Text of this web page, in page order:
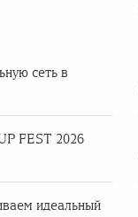
сеть в
FEST 2026
идеальный